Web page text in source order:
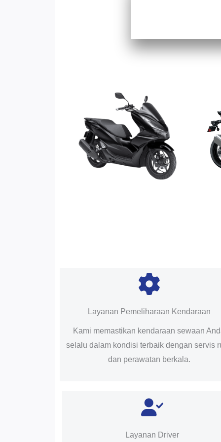
Layanan Pemeliharaan Kendaraan
Kami memastikan kendaraan sewaan
selalu dalam kondisi terbaik dengan servis
dan perawatan berkala.
Layanan Driver